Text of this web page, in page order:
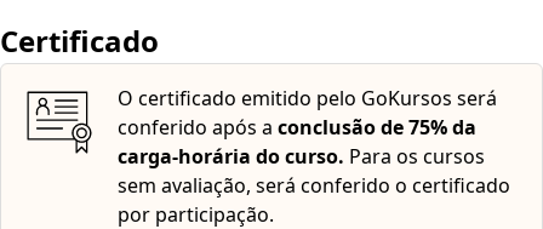
Certificado
O certificado emitido pelo GoKursos será
conferido após a conclusão de 75% da
carga-horária do curso. Para os cursos
sem avaliação, será conferido o certificado
por participação.